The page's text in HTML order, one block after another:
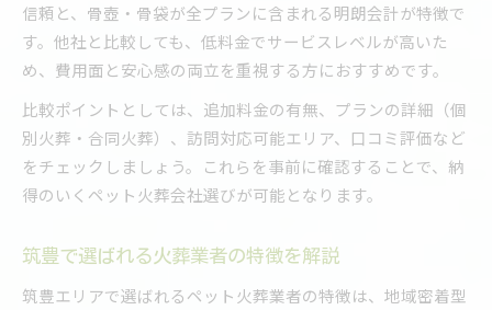
信頼と、骨壺・骨袋が全プランに含まれる明朗会計が特徴で
す。他社と比較しても、低料金でサービスレベルが高いた
め、費用面と安心感の両立を重視する方におすすめです。
比較ポイントとしては、追加料金の有無、プランの詳細（個
別火葬・合同火葬）、訪問対応可能エリア、口コミ評価など
をチェックしましょう。これらを事前に確認することで、納
得のいくペット火葬会社選びが可能となります。
筑豊で選ばれる火葬業者の特徴を解説
筑豊エリアで選ばれるペット火葬業者の特徴は、地域密着型